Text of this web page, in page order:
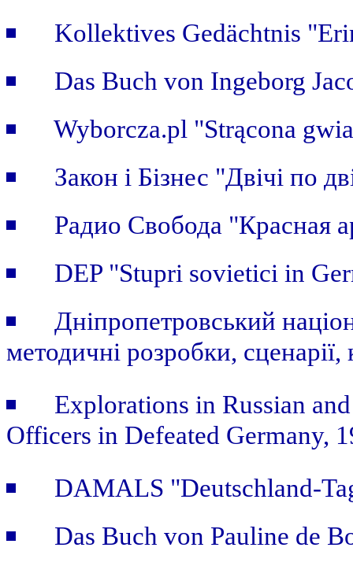
Kollektives Gedächtnis
Das Buch von Ingeborg
Wyborcza.pl "Strącona
Закон i Бiзнес "Двічі по
Радио Свобода "Красная
DEP "Stupri sovietici in
Дніпропетровський
методичні розробки,
Explorations in Russian
Officers in Defeated Germany,
DAMALS "Deutschland-
Das Buch von Pauline de